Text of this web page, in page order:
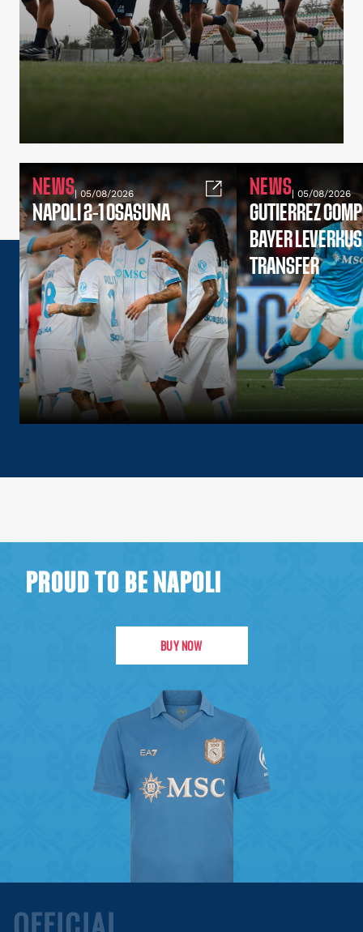
NEWS| 05/08/2026
NAPOLI 2-1 OSASUNA
NEWS| 05/08/2026
GUTIERREZ
BAYER
TRANSFER
PROUD TO BE NAPOLI
BUY NOW